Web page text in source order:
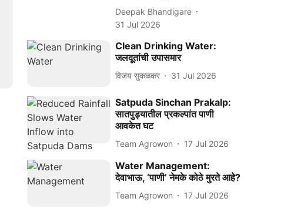
Deepak Bhandigare
31 Jul 2026
Clean Drinking Water:
जलदूतांची उपासमार
विजय सुकळकर 31 Jul 2026
Satpuda Sinchan Prakalp:
सातपुड्यातील प्रकल्पांत पाणी
आवकेत घट
Team Agrowon 17 Jul 2026
Water Management:
देवाभाऊ, ‘पाणी’ नेमके कोठे मुरते आहे?
Team Agrowon 17 Jul 2026